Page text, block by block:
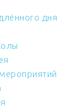
дня